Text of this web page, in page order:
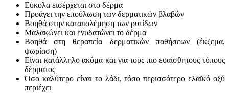
Εύκολα εισέρχεται στο δέρμα
Προάγει την επούλωση των δερματικών βλαβών
Βοηθά στην καταπολέμηση των ρυτίδων
Μαλακώνει και ενυδατώνει το δέρμα
Βοηθά στη θεραπεία δερματικών παθήσεων (έκζεμα,
ψωρίαση)
Είναι κατάλληλο ακόμα και για τους πιο ευαίσθητους τύπους
δέρματος
Όσο καλύτερο είναι το λάδι, τόσο περισσότερο ελαϊκό οξύ
περιέχει